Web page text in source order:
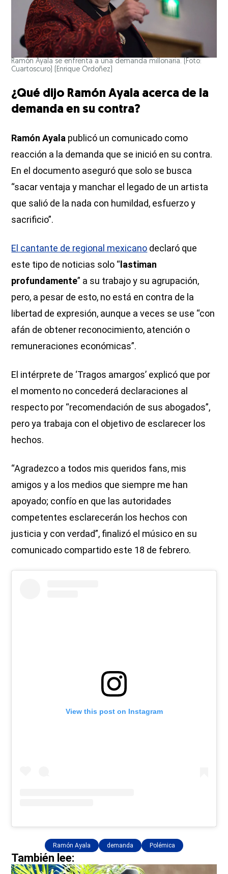
Ramón Ayala se enfrenta a una demanda millonaria. (Foto:
Cuartoscuro) (Enrique Ordoñez)
¿Qué dijo Ramón Ayala acerca de la
demanda en su contra?
Ramón Ayala publicó un comunicado como
reacción a la demanda que se inició en su contra.
En el documento aseguró que solo se busca
“sacar ventaja y manchar el legado de un artista
que salió de la nada con humildad, esfuerzo y
sacrificio”.
El cantante de regional mexicano declaró que
este tipo de noticias solo “ lastiman
profundamente” a su trabajo y su agrupación,
pero, a pesar de esto, no está en contra de la
libertad de expresión, aunque a veces se use “con
afán de obtener reconocimiento, atención o
remuneraciones económicas”.
El intérprete de ‘Tragos amargos’ explicó que por
el momento no concederá declaraciones al
respecto por “recomendación de sus abogados”,
pero ya trabaja con el objetivo de esclarecer los
hechos.
“Agradezco a todos mis queridos fans, mis
amigos y a los medios que siempre me han
apoyado; confío en que las autoridades
competentes esclarecerán los hechos con
justicia y con verdad”, finalizó el músico en su
comunicado compartido este 18 de febrero.
View this post on Instagram
Ramón Ayala demanda Polémica
También lee: